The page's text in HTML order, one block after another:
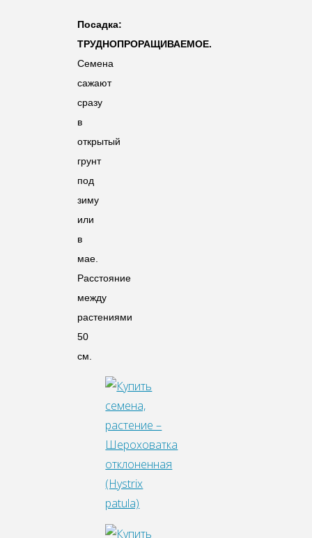
Посадка:
ТРУДНОПРОРАЩИВАЕМОЕ.
Семена
сажают
сразу
в
открытый
грунт
под
зиму
или
в
мае.
Расстояние
между
растениями
50
см.